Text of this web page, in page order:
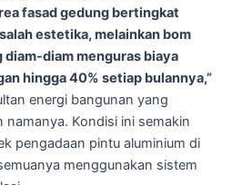
fasad gedung bertingkat
estetika, melainkan bom
diam menguras biaya
hingga 40% setiap bulannya,”
energi bangunan yang
namanya. Kondisi ini semakin
pengadaan pintu aluminium di
menggunakan sistem